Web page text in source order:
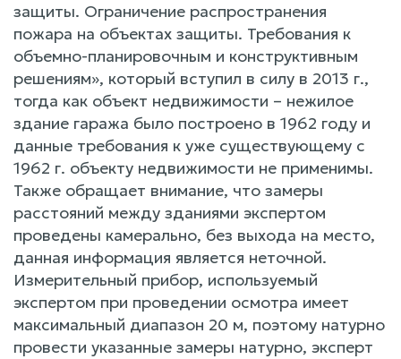
защиты. Ограничение распространения
пожара на объектах защиты. Требования к
объемно-планировочным и конструктивным
решениям», который вступил в силу в 2013 г.,
тогда как объект недвижимости – нежилое
здание гаража было построено в 1962 году и
данные требования к уже существующему с
1962 г. объекту недвижимости не применимы.
Также обращает внимание, что замеры
расстояний между зданиями экспертом
проведены камерально, без выхода на место,
данная информация является неточной.
Измерительный прибор, используемый
экспертом при проведении осмотра имеет
максимальный диапазон 20 м, поэтому натурно
провести указанные замеры натурно, эксперт